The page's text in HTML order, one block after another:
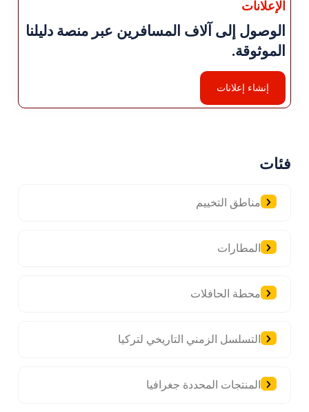
الإعلانات
الوصول إلى آلاف المسافرين عبر منصة دليلنا
الموثوقة.
إنشاء إعلانات
فئات
مناطق التخييم
المطارات
محطة الحافلات
التسلسل الزمني التاريخي لتركيا
المنتجات المحددة جغرافيا